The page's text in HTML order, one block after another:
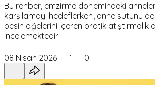
Bu rehber, emzirme dönemindeki
karşılamayı hedeflerken, anne sütünü
besin öğelerini içeren pratik atıştırmalık
incelemektedir.
08 Nisan 2026 1 0